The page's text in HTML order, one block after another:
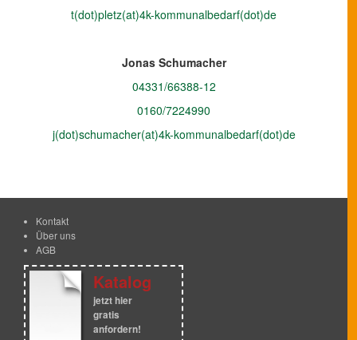
t(dot)pletz(at)4k-kommunalbedarf(dot)de
Jonas Schumacher
04331/66388-12
0160/7224990
j(dot)schumacher(at)4k-kommunalbedarf(dot)de
Kontakt
Über uns
AGB
Katalog
jetzt hier
gratis
anfordern!